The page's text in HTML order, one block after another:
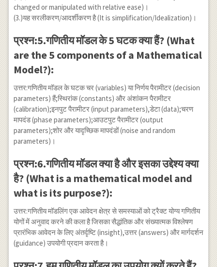
changed or manipulated with relative ease)।
(3.)यह सरलीकरण/आदर्शीकरण है (It is simplification/Idealization)।
प्रश्न:5.गणितीय मॉडल के 5 घटक क्या हैं? (What
are the 5 components of a Mathematical
Model?):
उत्तर:गणितीय मॉडल के घटक चर (variables) या निर्णय पैरामीटर (decision
parameters) हैं;स्थिरांक (constants) और अंशांकन पैरामीटर
(calibration);इनपुट पैरामीटर (input parameters),डेटा (data);चरण
मापदंड (phase parameters);आउटपुट पैरामीटर (output
parameters);शोर और यादृच्छिक मापदंडों (noise and random
parameters)।
प्रश्न:6.गणितीय मॉडल क्या है और इसका उद्देश्य क्या
है? (What is a mathematical model and
what is its purpose?):
उत्तर:गणितीय मॉडलिंग एक आवेदन क्षेत्र से समस्याओं को ट्रैक्ट योग्य गणितीय
योगों में अनुवाद करने की कला है जिसका सैद्धांतिक और संख्यात्मक विश्लेषण
प्रारंभिक आवेदन के लिए अंतर्दृष्टि (insight),उत्तर (answers) और मार्गदर्शन
(guidance) उपयोगी प्रदान करता है।